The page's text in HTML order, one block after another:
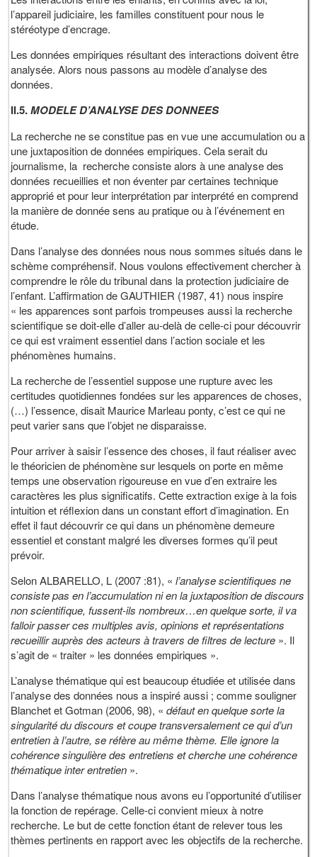
l’appareil judiciaire, les familles constituent pour nous le
stéréotype d’encrage.
Les données empiriques résultant des interactions doivent être
analysée. Alors nous passons au modèle d’analyse des
données.
II.5.MODELE D’ANALYSE DES DONNEES
La recherche ne se constitue pas en vue une accumulation ou a
une juxtaposition de données empiriques. Cela serait du
journalisme, la recherche consiste alors à une analyse des
données recueillies et non éventer par certaines technique
approprié et pour leur interprétation par interprété en comprend
la manière de donnée sens au pratique ou à l’événement en
étude.
Dans l’analyse des données nous nous sommes situés dans le
schème compréhensif. Nous voulons effectivement chercher à
comprendre le rôle du tribunal dans la protection judiciaire de
l’enfant. L’affirmation de GAUTHIER (1987, 41) nous inspire
« les apparences sont parfois trompeuses aussi la recherche
scientifique se doit-elle d’aller au-delà de celle-ci pour découvrir
ce qui est vraiment essentiel dans l’action sociale et les
phénomènes humains.
La recherche de l’essentiel suppose une rupture avec les
certitudes quotidiennes fondées sur les apparences de choses,
(…) l’essence, disait Maurice Marleau ponty, c’est ce qui ne
peut varier sans que l’objet ne disparaisse.
Pour arriver à saisir l’essence des choses, il faut réaliser avec
le théoricien de phénomène sur lesquels on porte en même
temps une observation rigoureuse en vue d’en extraire les
caractères les plus significatifs. Cette extraction exige à la fois
intuition et réflexion dans un constant effort d’imagination. En
effet il faut découvrir ce qui dans un phénomène demeure
essentiel et constant malgré les diverses formes qu’il peut
prévoir.
Selon ALBARELLO, L (2007 :81), «l’analyse scientifiques ne
consiste pas en l’accumulation ni en la juxtaposition de discours
non scientifique, fussent-ils nombreux…en quelque sorte, il va
falloir passer ces multiples avis, opinions et représentations
recueillir auprès des acteurs à travers de filtres de lecture ». Il
s’agit de « traiter » les données empiriques ».
L’analyse thématique qui est beaucoup étudiée et utilisée dans
l’analyse des données nous a inspiré aussi ; comme souligner
Blanchet et Gotman (2006, 98), «défaut en quelque sorte la
singularité du discours et coupe transversalement ce qui d’un
entretien à l’autre, se réfère au même thème. Elle ignore la
cohérence singulière des entretiens et cherche une cohérence
thématique inter entretien ».
Dans l’analyse thématique nous avons eu l’opportunité d’utiliser
la fonction de repérage. Celle-ci convient mieux à notre
recherche. Le but de cette fonction étant de relever tous les
thèmes pertinents en rapport avec les objectifs de la recherche.